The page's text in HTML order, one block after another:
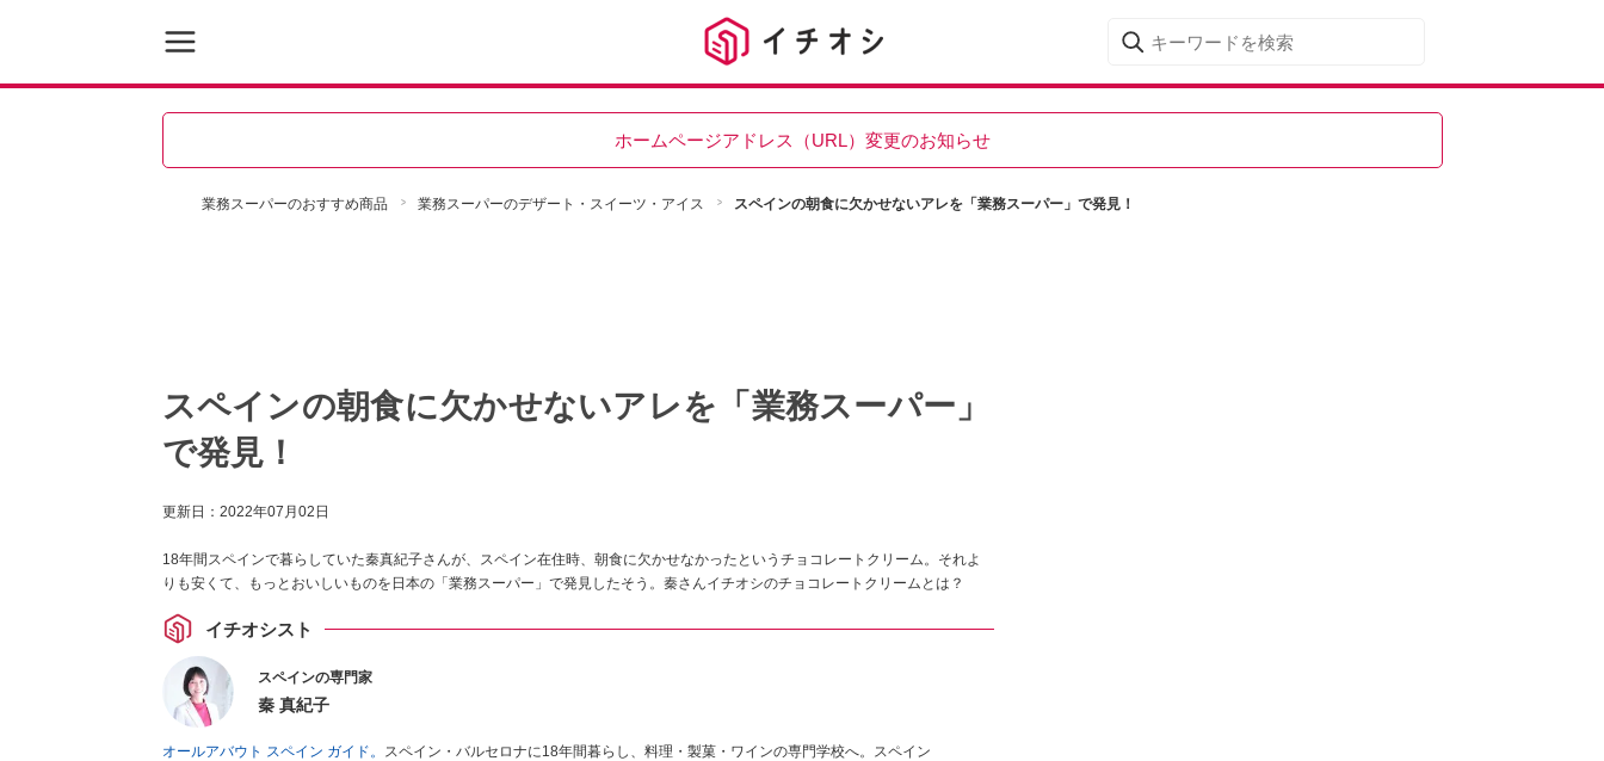
ホームページアドレス（URL）変更のお知らせ
業務スーパーのおすすめ商品 業務スーパーのデザート・スイーツ・アイス スペインの朝食に欠かせないアレを「業務スーパー」で発見！
スペインの朝食に欠かせないアレを「業務スーパー」
で発見！
更新日： 2022年07月02日
18年間スペインで暮らしていた秦真紀子さんが、スペイン在住時、朝食に欠かせなかったというチョコレートクリーム。それよ
りも安くて、もっとおいしいものを日本の「業務スーパー」で発見したそう。秦さんイチオシのチョコレートクリームとは？
イチオシスト
スペインの専門家
秦 真紀子
オールアバウト スペイン ガイド。
スペイン・バルセロナに18年間暮らし、料理・製菓・ワインの専門学校へ。スペイン